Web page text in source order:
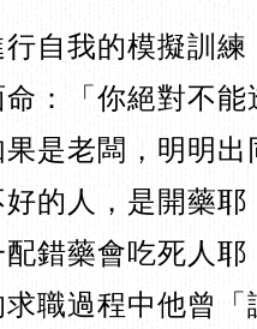
自我的模擬訓
：「你絕對不
是老闆，明明
的人，是開藥
錯藥會吃死人
職過程中他曾